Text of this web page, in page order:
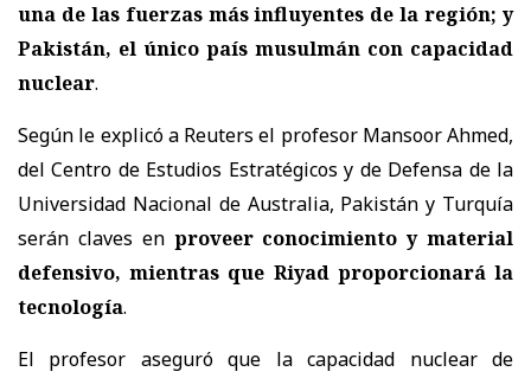
una de las fuerzas más influyentes de la región; y
Pakistán, el único país musulmán con capacidad
nuclear.
Según le explicó a Reuters el profesor Mansoor Ahmed,
del Centro de Estudios Estratégicos y de Defensa de la
Universidad Nacional de Australia, Pakistán y Turquía
serán claves en proveer conocimiento y material
defensivo, mientras que Riyad proporcionará la
tecnología.
El profesor aseguró que la capacidad nuclear de